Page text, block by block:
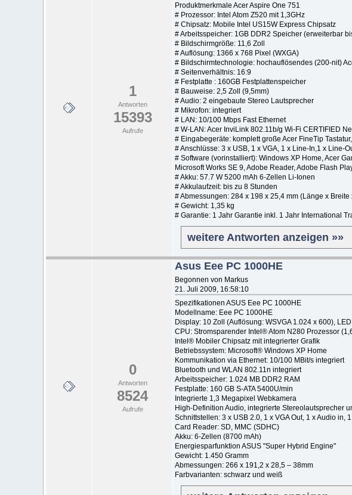
1
Antworten
15393
Aufrufe
Produktmerkmale Acer Aspire One 751
# Prozessor: Intel Atom Z520 mit 1,3GHz
# Chipsatz: Mobile Intel US15W Express Chipsatz
# Arbeitsspeicher: 1GB DDR2 Speicher (erweiterbar
# Bildschirmgröße: 11,6 Zoll
# Auflösung: 1366 x 768 Pixel (WXGA)
# Bildschirmtechnologie: hochauflösendes (200-nit)
# Seitenverhältnis: 16:9
# Festplatte : 160GB Festplattenspeicher
# Bauweise: 2,5 Zoll (9,5mm)
# Audio: 2 eingebaute Stereo Lautsprecher
# Mikrofon: integriert
# LAN: 10/100 Mbps Fast Ethernet
# W-LAN: Acer InviLink 802.11b/g Wi-Fi CERTIFIED
# Eingabegeräte: komplett große Acer FineTip
# Anschlüsse: 3 x USB, 1 x VGA, 1 x Line-In,1 x Line-
# Software (vorinstalliert): Windows XP Home, Acer
Microsoft Works SE 9, Adobe Reader, Adobe Flash
# Akku: 57.7 W 5200 mAh 6-Zellen Li-Ionen
# Akkulaufzeit: bis zu 8 Stunden
# Abmessungen: 284 x 198 x 25,4 mm (Länge x Breite
# Gewicht: 1,35 kg
# Garantie: 1 Jahr Garantie inkl. 1 Jahr International
weitere Antworten anzeigen »»
0
Antworten
8524
Aufrufe
Asus Eee PC 1000HE
Begonnen von Markus
21. Juli 2009, 16:58:10
Spezifikationen ASUS Eee PC 1000HE
Modellname: Eee PC 1000HE
Display: 10 Zoll (Auflösung: WSVGA 1.024 x 600),
CPU: Stromsparender Intel® Atom N280 Prozessor
Intel® Mobiler Chipsatz mit integrierter Grafik
Betriebssystem: Microsoft® Windows XP Home
Kommunikation via Ethernet: 10/100 MBit/s integriert
Bluetooth und WLAN 802.11n integriert
Arbeitsspeicher: 1.024 MB DDR2 RAM
Festplatte: 160 GB S-ATA 5400U/min
Integrierte 1,3 Megapixel Webkamera
High-Definition Audio, integrierte Stereolautsprecher
Schnittstellen: 3 x USB 2.0, 1 x VGA Out, 1 x Audio in,
Card Reader: SD, MMC (SDHC)
Akku: 6-Zellen (8700 mAh)
Energiesparfunktion ASUS "Super Hybrid Engine"
Gewicht: 1.450 Gramm
Abmessungen: 266 x 191,2 x 28,5 – 38mm
Farbvarianten: schwarz und weiß